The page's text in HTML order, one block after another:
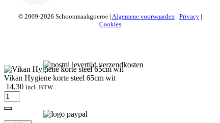
© 2009-2026 Schoonmaakgoeroe | Algemene voorwaarden| Privacy|
Cookies
Vikan Hygiene korte steel 65cm wit
14,30 incl. BTW
Vikan
Hygiene
korte